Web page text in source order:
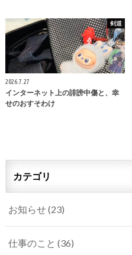
剣道
2026.7.27
インターネット上の誹謗中傷と、幸
せのおすそわけ
カテゴリ
お知らせ(23)
仕事のこと (36)